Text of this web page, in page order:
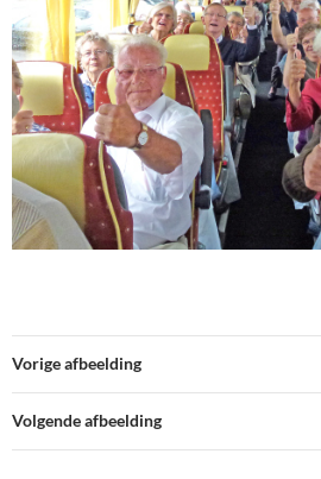
Vorige afbeelding
Volgende afbeelding